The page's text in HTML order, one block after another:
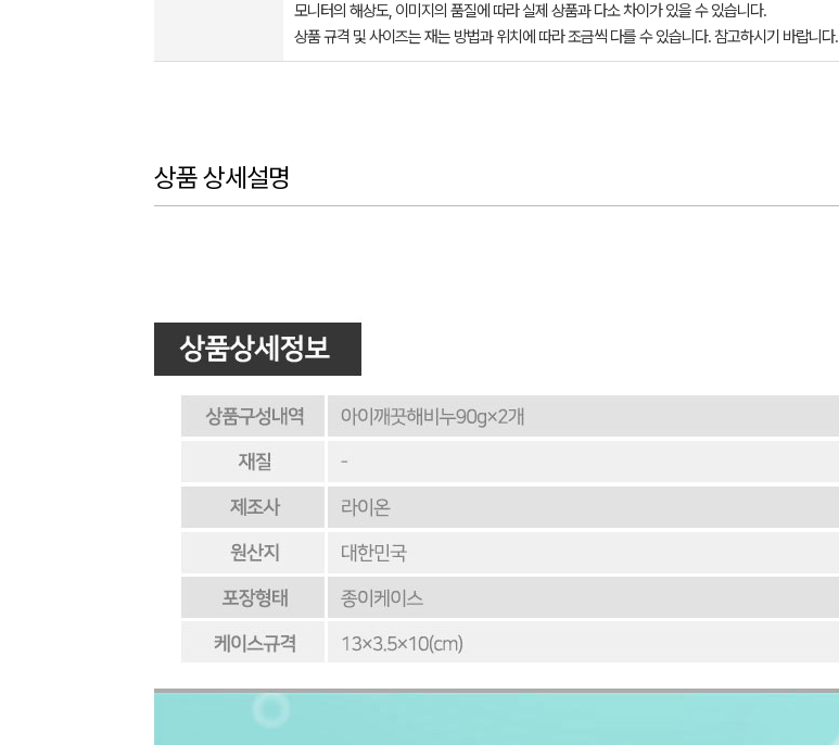
모니터의 해상도, 이미지의 품질에 따라 실제 상품과 다소 차이가 있을 수 있습니다.
상품 규격 및 사이즈는 재는 방법과 위치에 따라 조금씩 다를 수 있습니다. 참고하시기 바랍니다.
상품 상세설명